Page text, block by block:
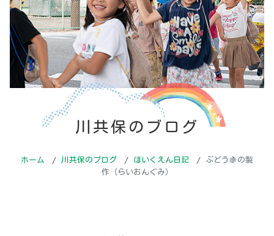
川共保のブログ
ホーム 川共保のブログ ほいくえん日記
ぶどう🍇の製
作（らいおんぐみ）